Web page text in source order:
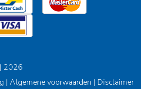
2026
| Algemene voorwaarden | Disclaimer